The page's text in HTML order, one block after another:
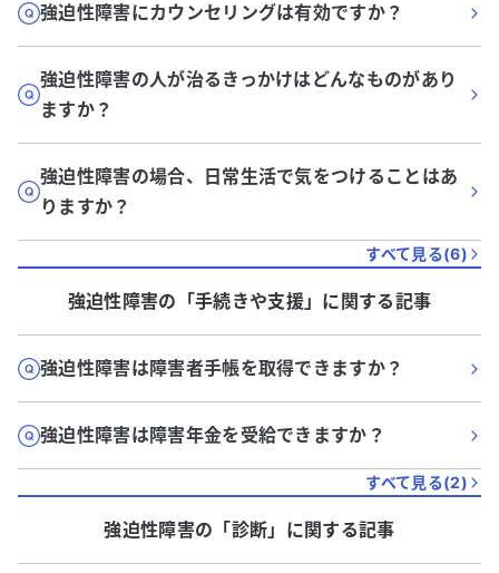
強迫性障害にカウンセリングは有効ですか？
強迫性障害の人が治るきっかけはどんなものがあり
ますか？
強迫性障害の場合、日常生活で気をつけることはあ
りますか？
すべて見る(6)
強迫性障害の「手続きや支援」に関する記事
強迫性障害は障害者手帳を取得できますか？
強迫性障害は障害年金を受給できますか？
すべて見る(2)
強迫性障害の「診断」に関する記事